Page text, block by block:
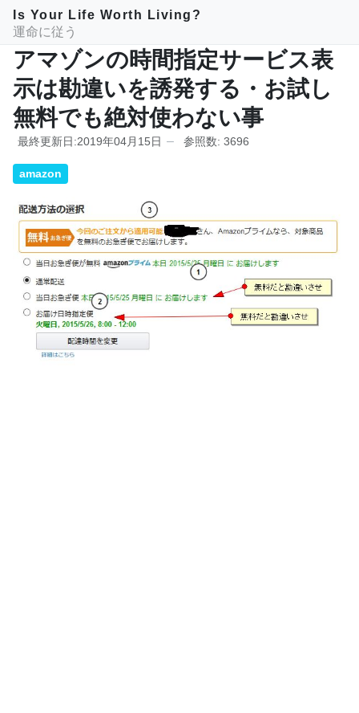
Is Your Life Worth Living?
運命に従う
アマゾンの時間指定サービス表
示は勘違いを誘発する・お試し
無料でも絶対使わない事
最終更新日:2019年04月15日 参照数: 3696
amazon